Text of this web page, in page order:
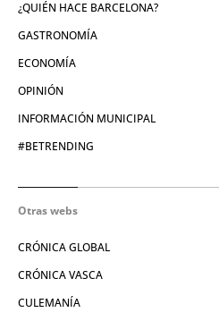
¿QUIÉN HACE BARCELONA?
GASTRONOMÍA
ECONOMÍA
OPINIÓN
INFORMACIÓN MUNICIPAL
#BETRENDING
Otras webs
CRÓNICA GLOBAL
CRÓNICA VASCA
CULEMANÍA